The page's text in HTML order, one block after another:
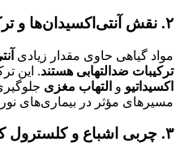
۲. نقش آنتی‌اکسیدان‌ها و ترکیبات مغذی در گیاهان
مواد گیاهی حاوی مقدار زیادی
ترکیبات ضدالتهابی هستند. این
اکسیداتیو و التهاب مغزی
مسیرهای مؤثر در بیماری‌های
۳. چربی اشباع و کلسترول کمتر